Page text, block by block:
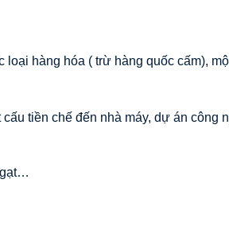
loại hàng hóa ( trừ hàng quốc cấm),
tiền chế đến nhà máy, dự án công
gạt…